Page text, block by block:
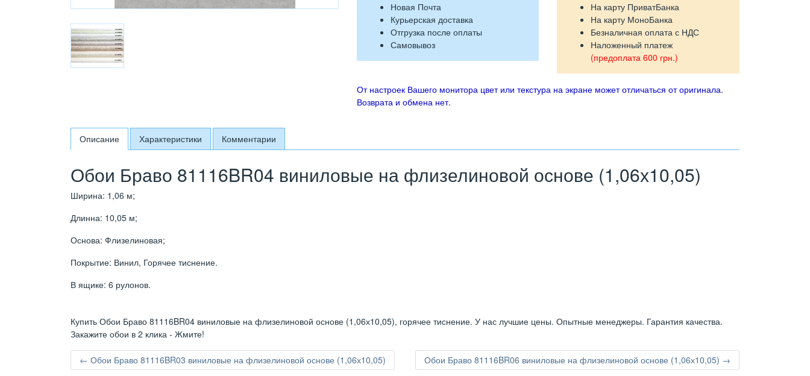
Новая Почта
Курьерская доставка
Отгрузка после оплаты
Самовывоз
На карту ПриватБанка
На карту МоноБанка
Безналичная оплата с НДС
Наложенный платеж
(предоплата 600 грн.)
От настроек Вашего монитора цвет или текстура на экране может отличаться от оригинала.
Возврата и обмена нет.
Описание Характеристики Комментарии
Обои Браво 81116BR04 виниловые на флизелиновой основе (1,06х10,05)
Ширина: 1,06 м;
Длинна: 10,05 м;
Основа: Флизелиновая;
Покрытие: Винил, Горячее тиснение.
В ящике: 6 рулонов.
Купить Обои Браво 81116BR04 виниловые на флизелиновой основе (1,06х10,05), горячее тиснение. У нас лучшие цены. Опытные менеджеры. Гарантия качества.
Закажите обои в 2 клика - Жмите!
← Обои Браво 81116BR03 виниловые на флизелиновой основе (1,06х10,05) Обои Браво 81116BR06 виниловые на флизелиновой основе (1,06х10,05) →